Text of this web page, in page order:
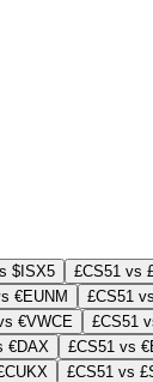
$ISX5
£CS51 vs
€EUNM
£CS51
€VWCE
£CS51
€DAX
£CS51 vs
£CS51 vs